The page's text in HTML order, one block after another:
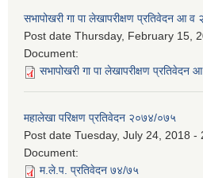
सभापोखरी गा पा लेखापरीक्षण प्रतिवेदन आ
Post date Thursday, February 15,
Document:
सभापोखरी गा पा लेखापरीक्षण
महालेखा परिक्षण प्रतिवेदन २०७४/०७५
Post date Tuesday, July 24, 2018 -
Document:
म.ले.प. प्रतिवेदन ७४/७५